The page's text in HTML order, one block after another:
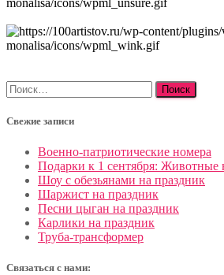
Найти:
Свежие записи
Военно-патриотические номера
Подарки к 1 сентября: Животные
Шоу с обезьянами на праздник
Шаржист на праздник
Песни цыган на праздник
Карлики на праздник
Труба-трансформер
Связаться с нами: